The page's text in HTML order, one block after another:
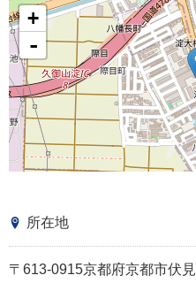
+
-
所在地
〒613-0915京都府京都市伏